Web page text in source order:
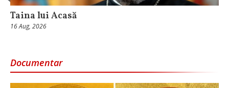
Taina lui Acasă
16 Aug, 2026
Documentar